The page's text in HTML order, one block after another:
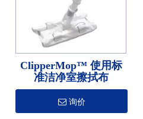
ClipperMop™ 使用标
准洁净室擦拭布
询价